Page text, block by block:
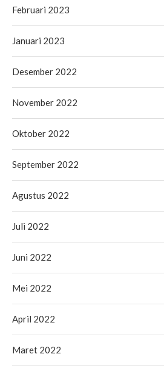
Februari 2023
Januari 2023
Desember 2022
November 2022
Oktober 2022
September 2022
Agustus 2022
Juli 2022
Juni 2022
Mei 2022
April 2022
Maret 2022